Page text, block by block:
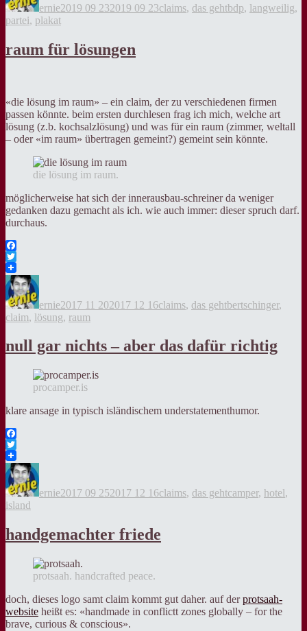
ernie2019 09 232019 09 23claims, das gehtbdp, langweilig,
partei, plakat
raum für lösungen
«die lösung im raum» – ein claim, der zu verschiedenen firmen
passen könnte. beim ersten durchlesen frag ich mich, welche art
lösung (z.b. kochsalzlösung) und was für ein raum (zimmer, weltall
– oder «im raum» übertragen gemeint?) gemeint sein könnte.
die lösung im raum.
möglicherweise hat sich der innerausbau-schreiner da weniger
gedanken dazu gemacht als ich. wie auch immer: dieser spruch darf.
durchaus.
Facebook
Twitter
ernie2017 11 202017 12 16claims, das gehtbertschinger,
claim, lösung, raum
null gar nichts – aber das dafür richtig
procamper.is
klare ansage in typisch isländischem understatementhumor.
Facebook
Twitter
ernie2017 09 252017 12 16claims, das gehtcamper, hotel,
island
handgemachter friede
protsaah. handcrafted peace.
doch, dieses logo samt claim kommt gut daher. auf derprotsaah-
website heißt es: «handmade in conflictt zones globally – for the
brave, curious & conscious».